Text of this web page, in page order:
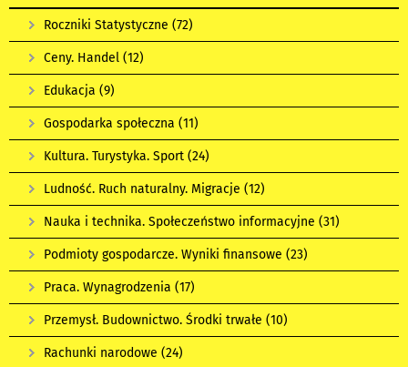
Roczniki Statystyczne (72)
Ceny. Handel (12)
Edukacja (9)
Gospodarka społeczna (11)
Kultura. Turystyka. Sport (24)
Ludność. Ruch naturalny. Migracje (12)
Nauka i technika. Społeczeństwo informacyjne (31)
Podmioty gospodarcze. Wyniki finansowe (23)
Praca. Wynagrodzenia (17)
Przemysł. Budownictwo. Środki trwałe (10)
Rachunki narodowe (24)